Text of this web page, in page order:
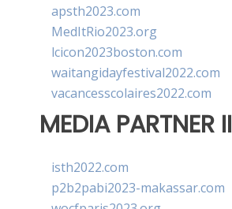
apsth2023.com
MedItRio2023.org
lcicon2023boston.com
waitangidayfestival2022.com
vacancesscolaires2022.com
MEDIA PARTNER II
isth2022.com
p2b2pabi2023-makassar.com